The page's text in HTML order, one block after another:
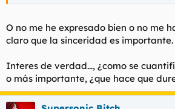
O no me he expresado bien o no me
claro que la sinceridad es importante.
Interes de verdad..., ¿como se
o más importante, ¿que hace que